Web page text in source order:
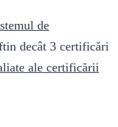
de
decât 3 certificări
ale certificării